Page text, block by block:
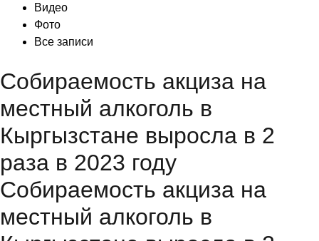
Видео
Фото
Все записи
Собираемость акциза на
местный алкоголь в
Кыргызстане выросла в 2
раза в 2023 году
Собираемость акциза на
местный алкоголь в